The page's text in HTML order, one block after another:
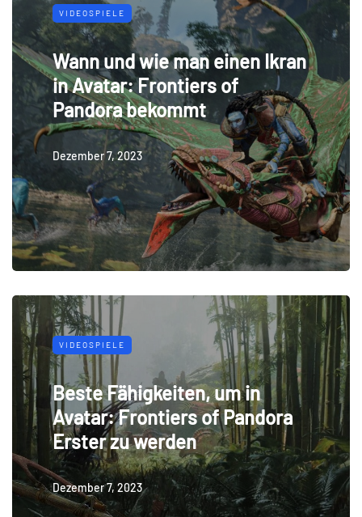
VIDEOSPIELE
Wann und wie man einen Ikran
in Avatar: Frontiers of
Pandora bekommt
Dezember 7, 2023
VIDEOSPIELE
Beste Fähigkeiten, um in
Avatar: Frontiers of Pandora
Erster zu werden
Dezember 7, 2023